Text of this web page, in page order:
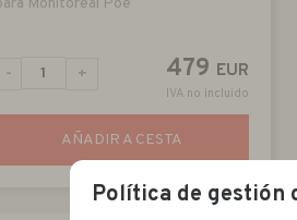
Monitoreal Poe
479 EUR
IVA no incluido
- +
AÑADIR A CESTA
Política de gestión